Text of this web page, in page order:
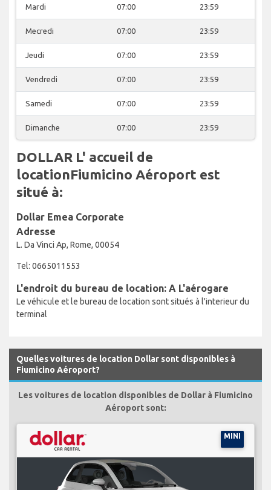
Mardi 07:00 23:59
Mecredi 07:00 23:59
Jeudi 07:00 23:59
Vendredi 07:00 23:59
Samedi 07:00 23:59
Dimanche 07:00 23:59
DOLLAR L' accueil de
locationFiumicino Aéroport est
situé à:
Dollar Emea Corporate
Adresse
L. Da Vinci Ap, Rome, 00054
Tel: 0665011553
L'endroit du bureau de location: A L'aérogare
Le véhicule et le bureau de location sont situés à l'interieur du
terminal
Quelles voitures de location Dollar sont disponibles à
Fiumicino Aéroport?
Les voitures de location disponibles de Dollar à Fiumicino
Aéroport sont:
MINI